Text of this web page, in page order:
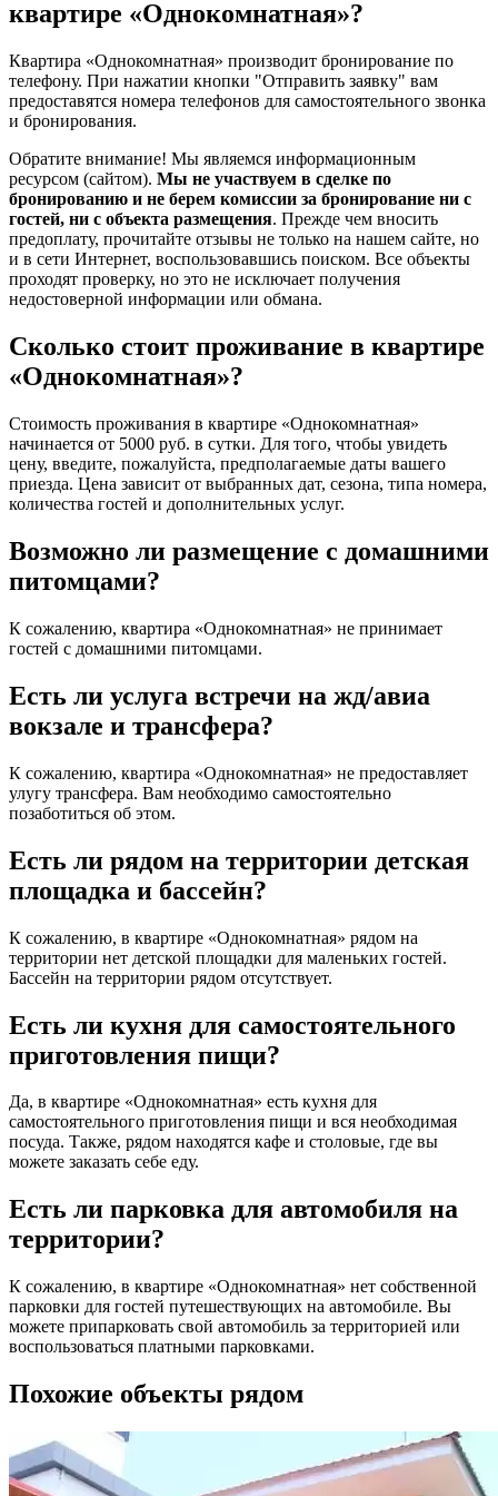
квартире «Однокомнатная»?
Квартира «Однокомнатная» производит бронирование по
телефону. При нажатии кнопки "Отправить заявку" вам
предоставятся номера телефонов для самостоятельного звонка
и бронирования.
Обратите внимание! Мы являемся информационным
ресурсом (сайтом). Мы не участвуем в сделке по
бронированию и не берем комиссии за бронирование ни с
гостей, ни с объекта размещения. Прежде чем вносить
предоплату, прочитайте отзывы не только на нашем сайте, но
и в сети Интернет, воспользовавшись поиском. Все объекты
проходят проверку, но это не исключает получения
недостоверной информации или обмана.
Сколько стоит проживание в квартире
«Однокомнатная»?
Стоимость проживания в квартире «Однокомнатная»
начинается от 5000 руб. в сутки. Для того, чтобы увидеть
цену, введите, пожалуйста, предполагаемые даты вашего
приезда. Цена зависит от выбранных дат, сезона, типа номера,
количества гостей и дополнительных услуг.
Возможно ли размещение с домашними
питомцами?
К сожалению, квартира «Однокомнатная» не принимает
гостей с домашними питомцами.
Есть ли услуга встречи на жд/авиа
вокзале и трансфера?
К сожалению, квартира «Однокомнатная» не предоставляет
улугу трансфера. Вам необходимо самостоятельно
позаботиться об этом.
Есть ли рядом на территории детская
площадка и бассейн?
К сожалению, в квартире «Однокомнатная» рядом на
территории нет детской площадки для маленьких гостей.
Бассейн на территории рядом отсутствует.
Есть ли кухня для самостоятельного
приготовления пищи?
Да, в квартире «Однокомнатная» есть кухня для
самостоятельного приготовления пищи и вся необходимая
посуда. Также, рядом находятся кафе и столовые, где вы
можете заказать себе еду.
Есть ли парковка для автомобиля на
территории?
К сожалению, в квартире «Однокомнатная» нет собственной
парковки для гостей путешествующих на автомобиле. Вы
можете припарковать свой автомобиль за территорией или
воспользоваться платными парковками.
Похожие объекты рядом